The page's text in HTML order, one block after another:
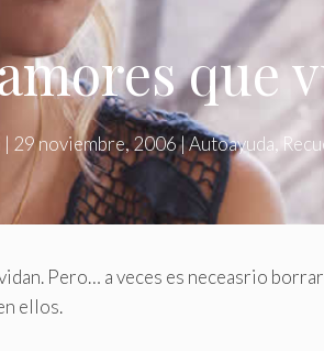
que
| 29 noviembre, 2006|Autoayuda,
Pero… a veces es neceasrio
ellos.